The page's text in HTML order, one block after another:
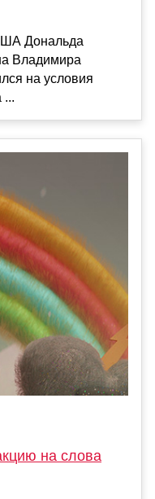
Дональда
Владимира
на условия
...
на слова